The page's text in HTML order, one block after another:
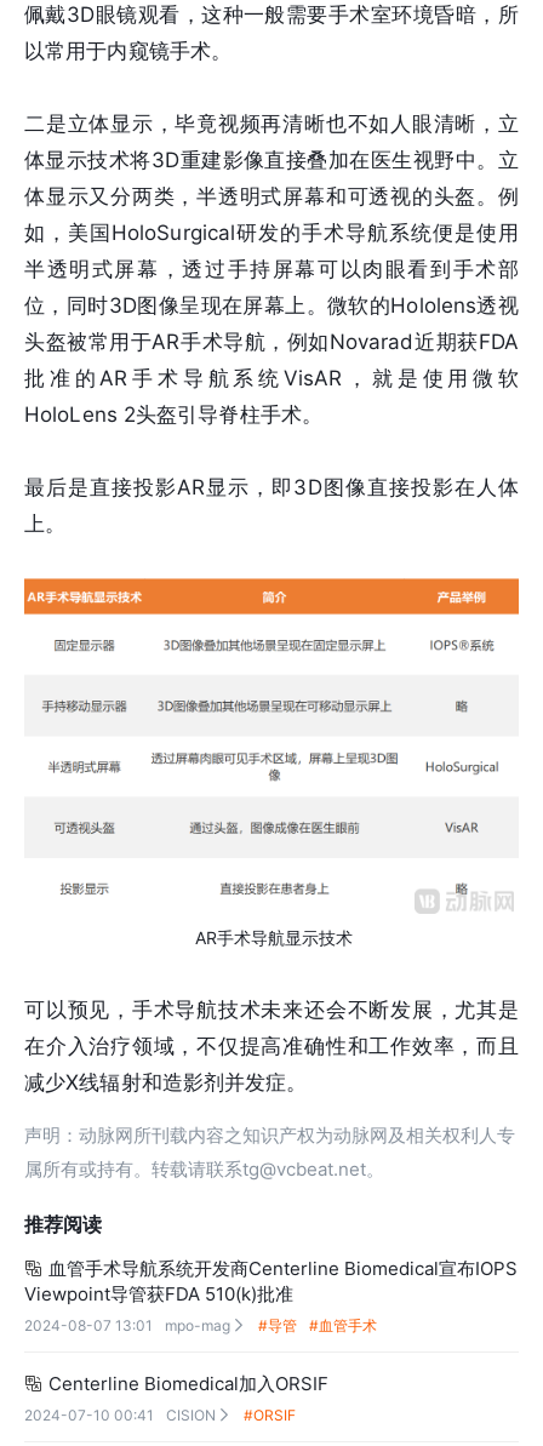
佩戴3D眼镜观看，这种一般需要手术室环境昏暗，所
以常用于内窥镜手术。
二是立体显示，毕竟视频再清晰也不如人眼清晰，立
体显示技术将3D重建影像直接叠加在医生视野中。立
体显示又分两类，半透明式屏幕和可透视的头盔。例
如，美国HoloSurgical研发的手术导航系统便是使用
半透明式屏幕，透过手持屏幕可以肉眼看到手术部
位，同时3D图像呈现在屏幕上。微软的Hololens透视
头盔被常用于AR手术导航，例如Novarad近期获FDA
批准的AR手术导航系统VisAR，就是使用微软
HoloLens 2头盔引导脊柱手术。
最后是直接投影AR显示，即3D图像直接投影在人体
上。
AR手术导航显示技术
可以预见，手术导航技术未来还会不断发展，尤其是
在介入治疗领域，不仅提高准确性和工作效率，而且
减少X线辐射和造影剂并发症。
声明：动脉网所刊载内容之知识产权为动脉网及相关权利人专
属所有或持有。转载请联系tg@vcbeat.net。
推荐阅读
 血管手术导航系统开发商Centerline Biomedical宣布IOPS
Viewpoint导管获FDA 510(k)批准
2024-08-07 13:01 mpo-mag  #导管 #血管手术
 Centerline Biomedical加入ORSIF
2024-07-10 00:41 CISION  #ORSIF